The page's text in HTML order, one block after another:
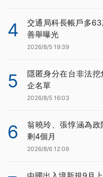
4
交通局科長帳戶多
善舉曝光
2026/8/5 19:39
5
隱匿身分在台非法
企名單
2026/8/5 16:03
6
翁曉玲、張惇涵為
剩4個月
2026/8/6 12:09